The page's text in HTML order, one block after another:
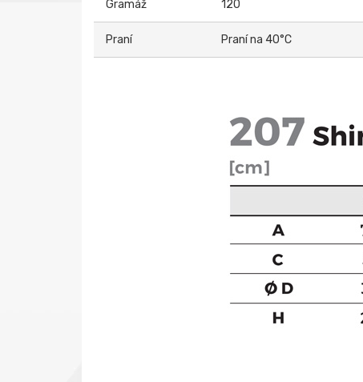
Gramáž 120
Praní Praní na 40°C